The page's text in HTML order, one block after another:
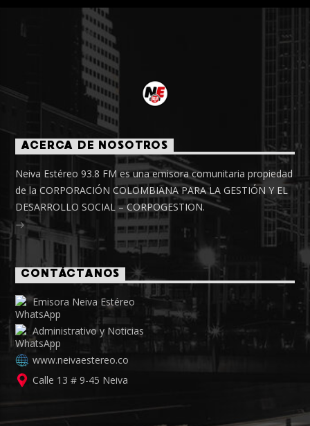
ACERCA DE NOSOTROS
Neiva Estéreo 93.8 FM es una emisora comunitaria propiedad
de la CORPORACIÓN COLOMBIANA PARA LA GESTIÓN Y EL
DESARROLLO SOCIAL – CORPOGESTION.
CONTÁCTANOS
Emisora Neiva Estéreo
Administrativo y Noticias
www.neivaestereo.co
Calle 13 # 9-45 Neiva